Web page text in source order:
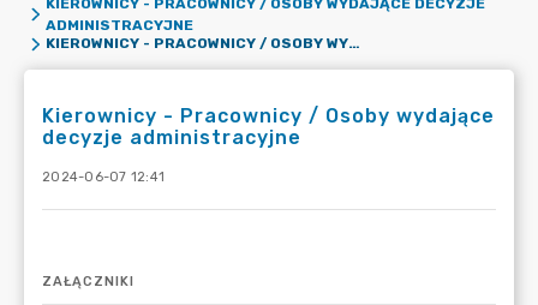
KIEROWNICY - PRACOWNICY / OSOBY WYDAJĄCE DECYZJE
ADMINISTRACYJNE
KIEROWNICY - PRACOWNICY / OSOBY WYDAJĄCE DECYZJE ADMINISTRACYJNE
Kierownicy - Pracownicy / Osoby wydające
decyzje administracyjne
2024-06-07 12:41
ZAŁĄCZNIKI